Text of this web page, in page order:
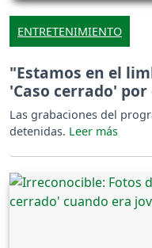
ENTRETENIMIENTO
"Estamos en el
'Caso cerrado'
Las grabaciones del
detenidas.